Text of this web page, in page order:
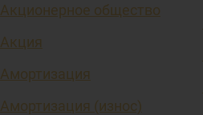
Акционерное общество
Акция
Амортизация
Амортизация (износ)